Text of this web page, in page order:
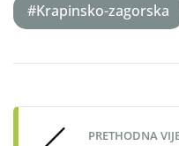
#Krapinsko-zagorska
navigation
PRETHODNA